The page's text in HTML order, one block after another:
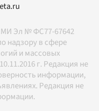
Эл № ФС77-67642
надзору в сфере
и массовых
г. Редакция не
информации,
Редакция не